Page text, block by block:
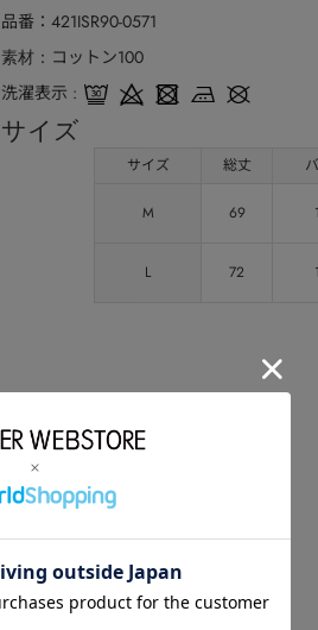
品番 421ISR90-0571
素材
コットン100
洗濯表示
サイズ
サイズ 総丈
M 69
L 72